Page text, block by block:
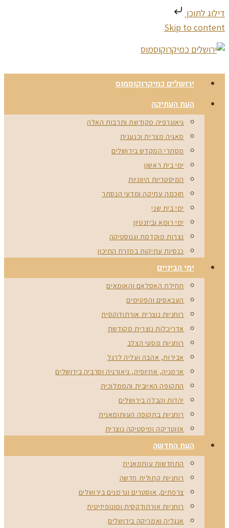
דילוג לתוכן
Skip to content
ירושלים כמיקרוקוסמוס
העת העתיקה
גיאוגרפיה מקודשת ותרבות האלה
מאגיה מצרית וכנענית
מסתרי המקדש בירושלים
ימי בית ראשון
המיסטריות היווניות
חוכמה עתיקה ומדעי הנסתר
ימי בית שני
ימי רומא וביזנטיון
נצרות מוקדמת וגנוסטיקה
כנסיות עתיקות במזרח התיכון
ימי הביניים
תחילת האסלאם והאומאים
העבאסים והפטימים
רוחניות נוצרית אורתודוקסית
אדריכלות נוצרית מקודשת
רוחניות מסעי הצלב
אבירות, אהבה ועליה לרגל
ארמניה, אתיופיה, גיאורגיה וסרביה בירושלים
התקופה האיובית והממלוכית
יהדות וקבלה בירושלים
רוחניות בתקופה העותומאנית
אזוטריקה ומיסטיקה נוצרית
העת החדשה
התחדשות עותמאנית
רוחניות קתולית חדשה
צרפתים, אוסטרים וגרמנים בירושלים
רוחניות אורתודקסית ומונופיזיטית
אנגליה ואמריקה בירושלים